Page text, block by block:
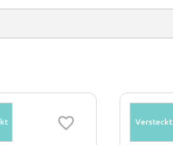
Versteckt